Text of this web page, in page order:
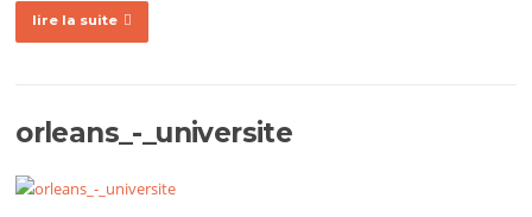
lire la suite
orleans_-_universite